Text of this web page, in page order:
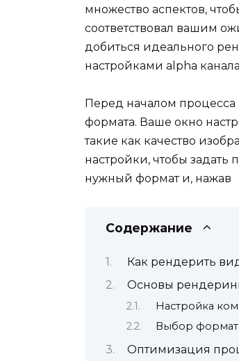
множество аспектов,
соответствовал вашим
добиться идеального
настройками alpha
Перед началом
формата. Ваше окно
такие как качество
настройки, чтобы
нужный формат и, нажав
Содержание
Как рендерить
Основы
Настройка
Выбор
Оптимизация